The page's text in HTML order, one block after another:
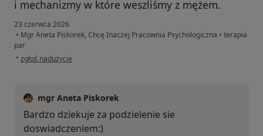
i mechanizmy w które weszliśmy z mężem.
23 czerwca 2026
• Mgr Aneta Piskorek, Chcę Inaczej Pracownia Psychologiczna • terapia
par
• w opinii użytkownika PP
zgłoś nadużycie
mgr Aneta Piskorek
Bardzo dziekuje za podzielenie sie
doswiadczeniem:)